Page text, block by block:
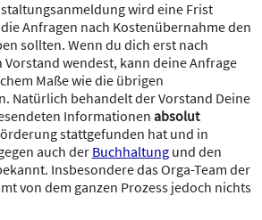
wird eine Frist
Anfragen nach Kostenübernahme den
sollten. Wenn du dich erst nach
Vorstand wendest, kann deine Anfrage
Maße wie die übrigen
Natürlich behandelt der Vorstand Deine
Informationen absolut
stattgefunden hat und in
auch der Buchhaltungund den
Insbesondere das Orga-Team der
von dem ganzen Prozess jedoch nichts